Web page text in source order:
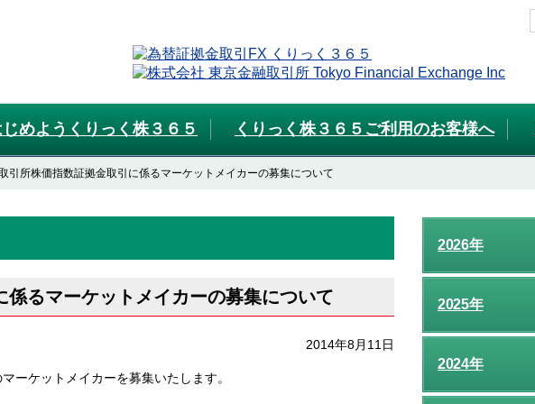
じめようくりっく株３６５ くりっく株３６５ご利用のお客様へ
引所株価指数証拠金取引に係るマーケットメイカーの募集について
るマーケットメイカーの募集について
2014年8月11日
ーケットメイカーを募集いたします。
2026年
2025年
2024年